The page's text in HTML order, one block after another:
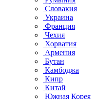
Словакия
Украина
Франция
Чехия
Хорватия
Армения
Бутан
Камбоджа
Кипр
Китай
Южная Корея